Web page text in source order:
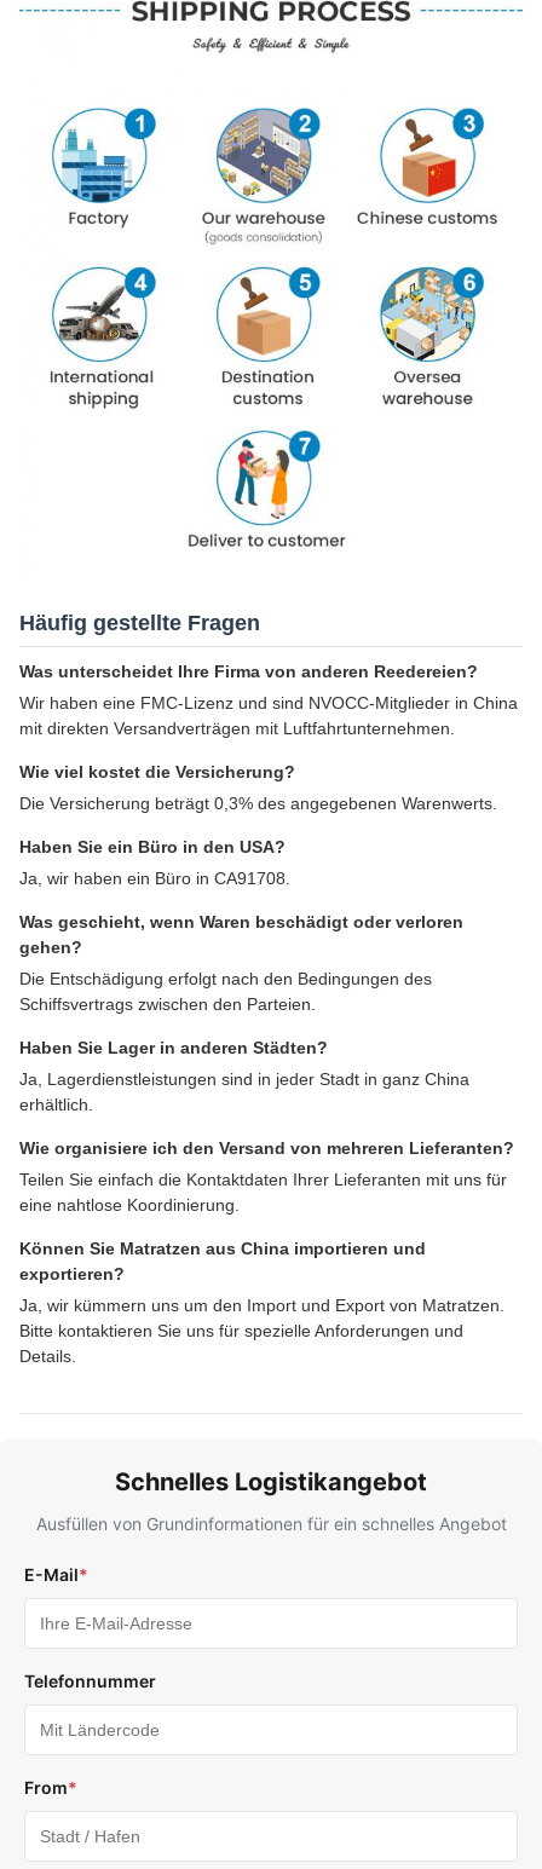
Häufig gestellte Fragen
Was unterscheidet Ihre Firma von anderen Reedereien?
Wir haben eine FMC-Lizenz und sind NVOCC-Mitglieder in China
mit direkten Versandverträgen mit Luftfahrtunternehmen.
Wie viel kostet die Versicherung?
Die Versicherung beträgt 0,3% des angegebenen Warenwerts.
Haben Sie ein Büro in den USA?
Ja, wir haben ein Büro in CA91708.
Was geschieht, wenn Waren beschädigt oder verloren
gehen?
Die Entschädigung erfolgt nach den Bedingungen des
Schiffsvertrags zwischen den Parteien.
Haben Sie Lager in anderen Städten?
Ja, Lagerdienstleistungen sind in jeder Stadt in ganz China
erhältlich.
Wie organisiere ich den Versand von mehreren Lieferanten?
Teilen Sie einfach die Kontaktdaten Ihrer Lieferanten mit uns für
eine nahtlose Koordinierung.
Können Sie Matratzen aus China importieren und
exportieren?
Ja, wir kümmern uns um den Import und Export von Matratzen.
Bitte kontaktieren Sie uns für spezielle Anforderungen und
Details.
Schnelles Logistikangebot
Ausfüllen von Grundinformationen für ein schnelles Angebot
E-Mail*
Telefonnummer
From*